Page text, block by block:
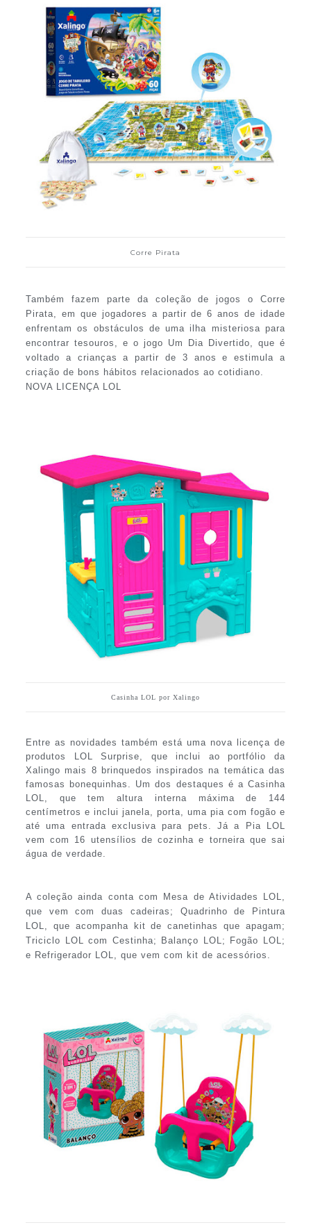
Corre Pirata
Também fazem parte da coleção de jogos o Corre
Pirata, em que jogadores a partir de 6 anos de idade
enfrentam os obstáculos de uma ilha misteriosa para
encontrar tesouros, e o jogo Um Dia Divertido, que é
voltado a crianças a partir de 3 anos e estimula a
criação de bons hábitos relacionados ao cotidiano.
NOVA LICENÇA LOL
Casinha LOL por Xalingo
Entre as novidades também está uma nova licença de
produtos LOL Surprise, que inclui ao portfólio da
Xalingo mais 8 brinquedos inspirados na temática das
famosas bonequinhas. Um dos destaques é a Casinha
LOL, que tem altura interna máxima de 144
centímetros e inclui janela, porta, uma pia com fogão e
até uma entrada exclusiva para pets. Já a Pia LOL
vem com 16 utensílios de cozinha e torneira que sai
água de verdade.
A coleção ainda conta com Mesa de Atividades LOL,
que vem com duas cadeiras; Quadrinho de Pintura
LOL, que acompanha kit de canetinhas que apagam;
Triciclo LOL com Cestinha; Balanço LOL; Fogão LOL;
e Refrigerador LOL, que vem com kit de acessórios.